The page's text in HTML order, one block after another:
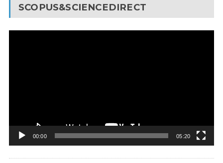
SCOPUS&SCIENCEDIRECT
00:00 05:20